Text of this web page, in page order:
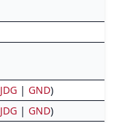
JDG | GND)
JDG | GND)